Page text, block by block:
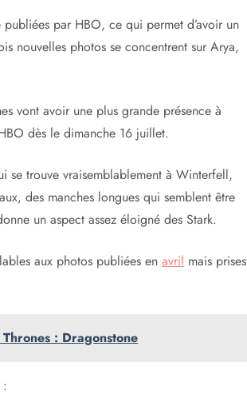
par HBO, ce qui permet d’avoir un
nouvelles photos se concentrent sur Arya,
vont avoir une plus grande présence à
dès le dimanche 16 juillet.
se trouve vraisemblablement à Winterfell,
des manches longues qui semblent être
un aspect assez éloigné des Stark.
aux photos publiées enavril mais prises
: Dragonstone
: